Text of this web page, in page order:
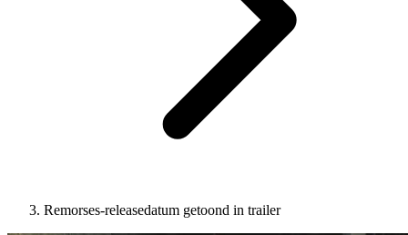
Remorses-releasedatum getoond in trailer